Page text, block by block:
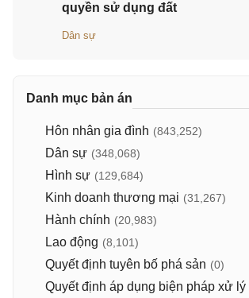
quyền sử dụng đất
Dân sự
Danh mục bản án
Hôn nhân gia đình (843,252)
Dân sự (348,068)
Hình sự (129,684)
Kinh doanh thương mại (31,267)
Hành chính (20,983)
Lao động (8,101)
Quyết định tuyên bố phá sản (0)
Quyết định áp dụng biện pháp xử lý